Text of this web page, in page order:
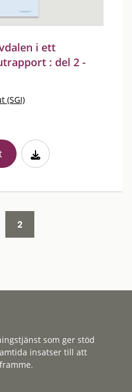
i ett
: del 2 -
(SGI)
2
som ger stöd
insatser till att